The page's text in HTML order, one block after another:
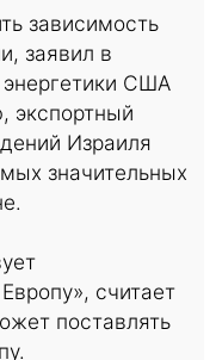
зависимость
заявил в
США
экспортный
Израиля
значительных
считает
поставлять